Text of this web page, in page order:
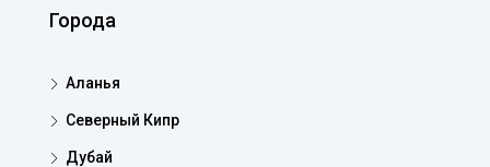
Города
Аланья
Северный Кипр
Дубай